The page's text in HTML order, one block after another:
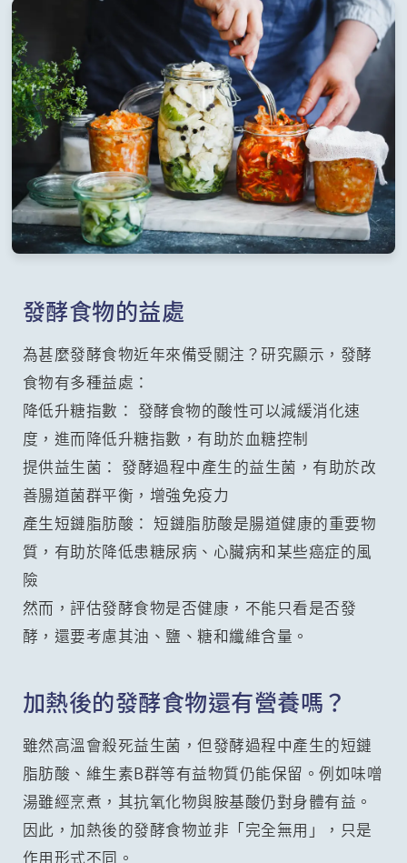
發酵食物的益處
為甚麼發酵食物近年來備受關注？研究顯示，發酵
食物有多種益處：
降低升糖指數： 發酵食物的酸性可以減緩消化速
度，進而降低升糖指數，有助於血糖控制
提供益生菌： 發酵過程中產生的益生菌，有助於改
善腸道菌群平衡，增強免疫力
產生短鏈脂肪酸： 短鏈脂肪酸是腸道健康的重要物
質，有助於降低患糖尿病、心臟病和某些癌症的風
險
然而，評估發酵食物是否健康，不能只看是否發
酵，還要考慮其油、鹽、糖和纖維含量。
加熱後的發酵食物還有營養嗎？
雖然高溫會殺死益生菌，但發酵過程中產生的短鏈
脂肪酸、維生素B群等有益物質仍能保留。例如味噌
湯雖經烹煮，其抗氧化物與胺基酸仍對身體有益。
因此，加熱後的發酵食物並非「完全無用」，只是
作用形式不同。